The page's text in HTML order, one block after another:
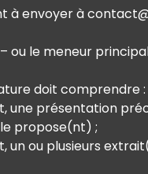
à envoyer à
ou le meneur
doit comprendre :
une présentation
propose(nt) ;
un ou plusieurs